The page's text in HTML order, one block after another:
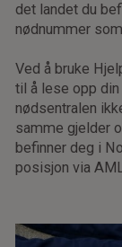
det landet du
nødnummer
Ved å bruke
til å lese opp
nødsentralen
samme gjelder
befinner deg i
posisjon via